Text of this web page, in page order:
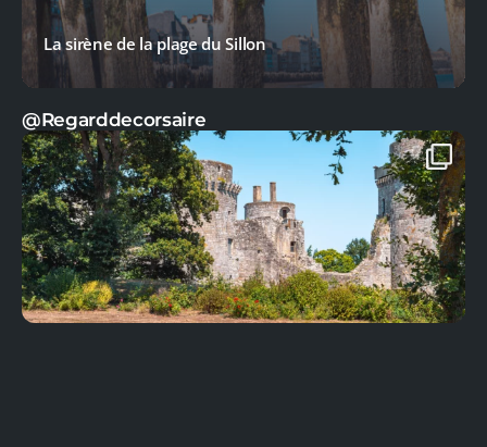
La sirène de la plage du Sillon
@Regarddecorsaire